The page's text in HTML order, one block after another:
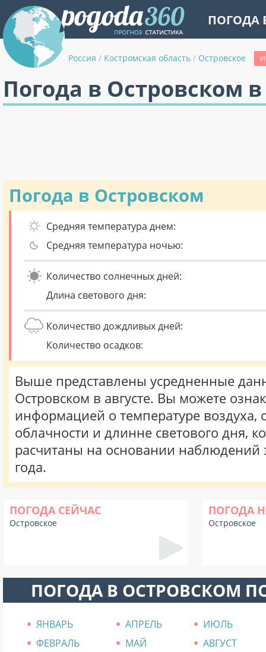
ПОГОДА
Россия / Костромская область / Островское
Погода в Островском в
Погода в Островском
Средняя температура днем:
Средняя температура ночью:
Количество солнечных дней:
Длина светового дня:
Количество дождливых дней:
Количество осадков:
Выше представлены усредненные
Островском в августе. Вы можете
информацией о температуре воздуха,
облачности и длинне светового дня,
расчитаны на основании наблюдений
года.
ПОГОДА СЕЙЧАС
Островское
ПОГОДА
Островское
ПОГОДА В ОСТРОВСКОМ
ЯНВАРЬ АПРЕЛЬ
ИЮЛЬ
ФЕВРАЛЬ
МАЙ
АВГУСТ